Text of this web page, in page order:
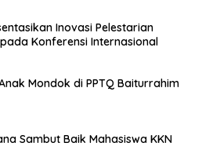
Inovasi Pelestarian
Konferensi Internasional
Mondok di PPTQ Baiturrahim
Sambut Baik Mahasiswa KKN